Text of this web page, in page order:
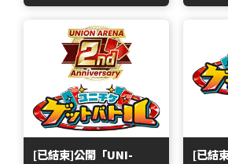
[已結束]公開「UNI-
[已結